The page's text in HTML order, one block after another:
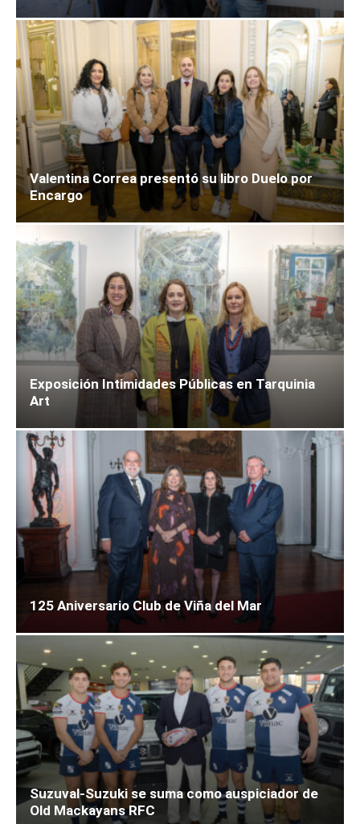
Valentina Correa presentó su libro Duelo por
Encargo
Exposición Intimidades Públicas en Tarquinia
Art
125 Aniversario Club de Viña del Mar
Suzuval-Suzuki se suma como auspiciador de
Old Mackayans RFC